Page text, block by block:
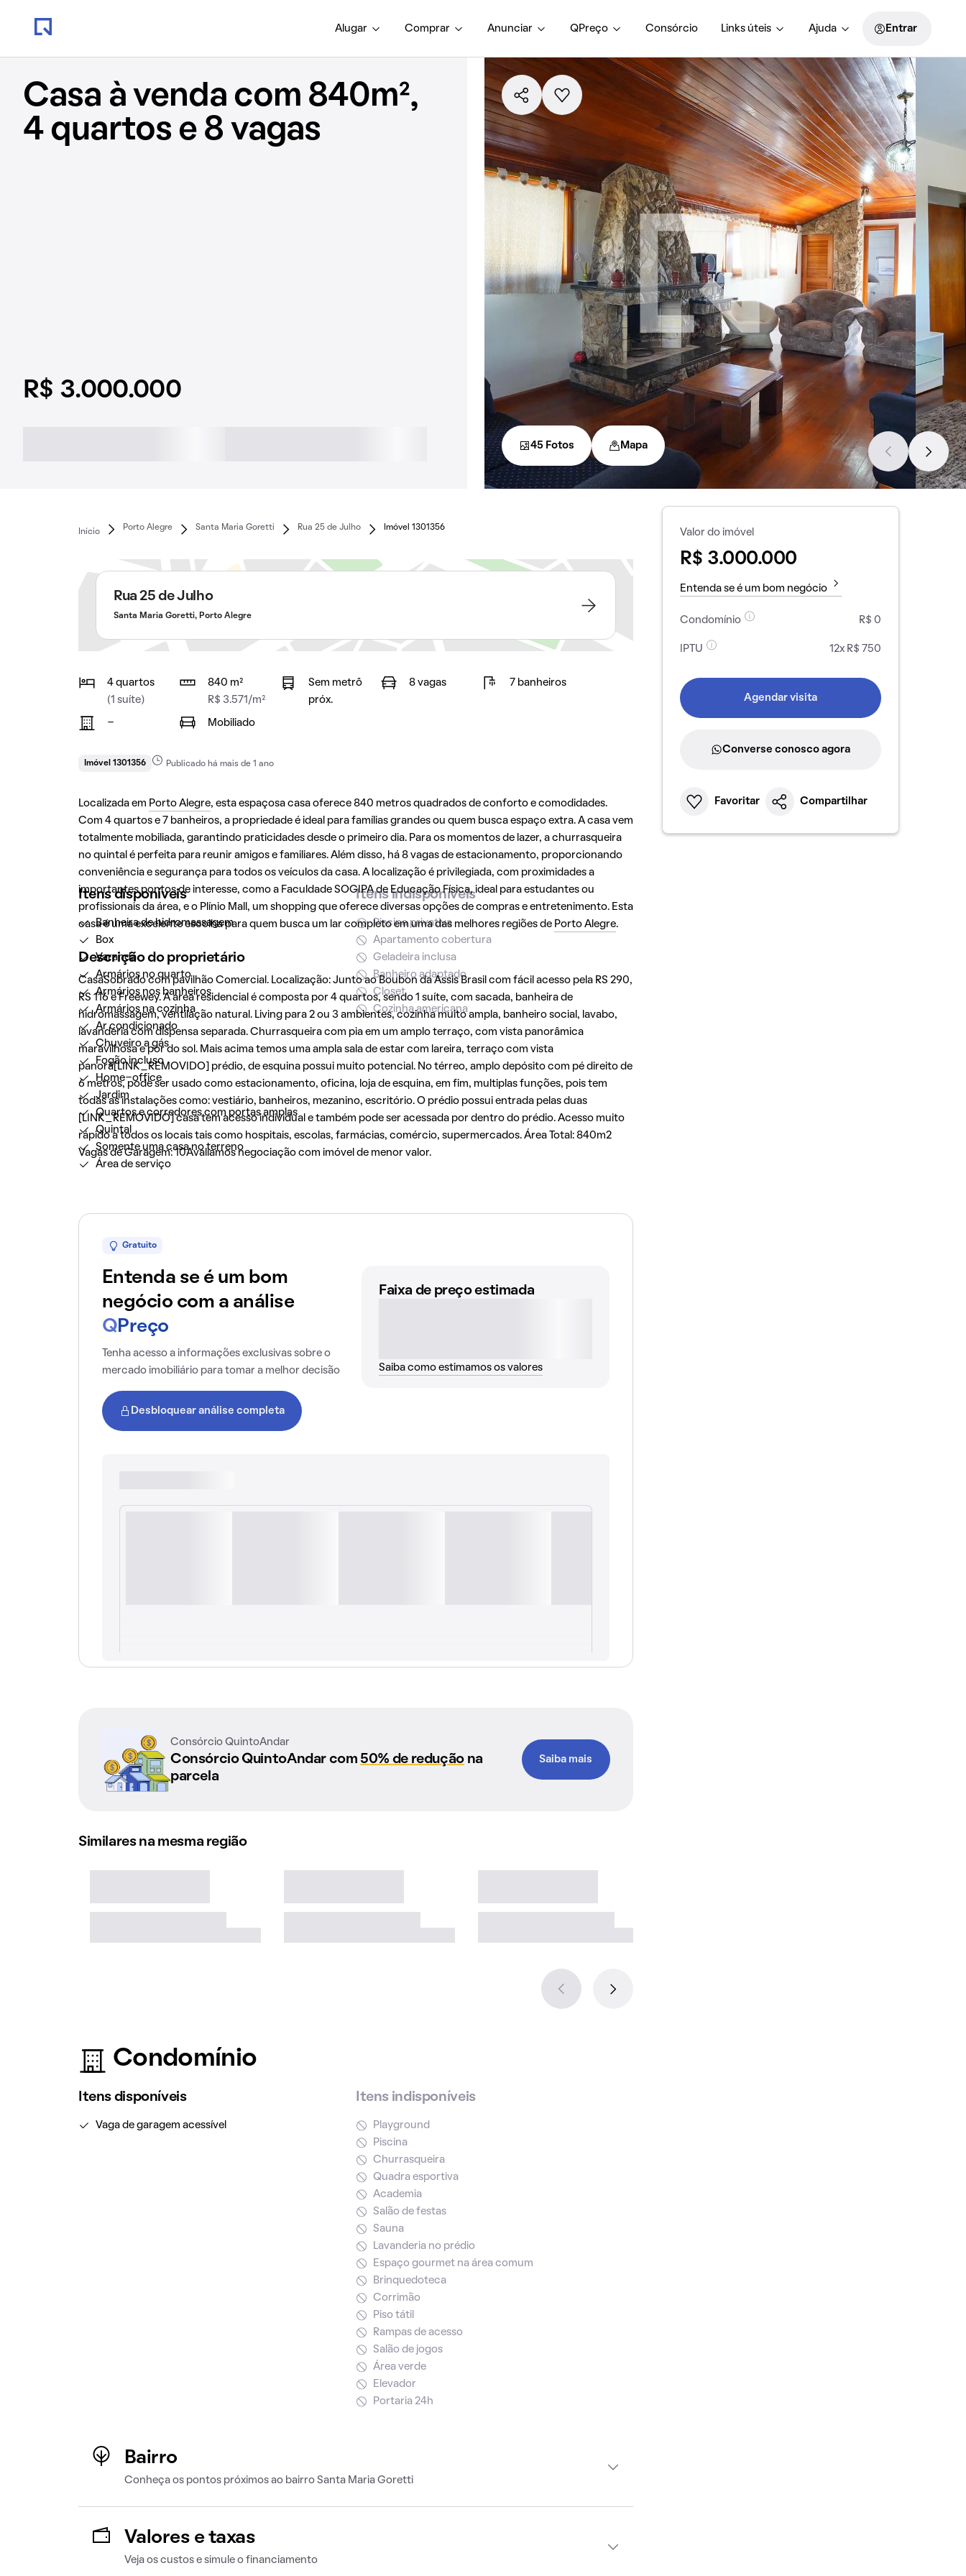
Alugar Comprar Anunciar QPreço Consórcio Links úteis Ajuda Entrar
Casa à venda com 840m²,
4 quartos e 8 vagas
R$ 3.000.000
45 Fotos Mapa
Início
Porto Alegre Santa Maria Goretti Rua 25 de Julho Imóvel 1301356
Rua 25 de Julho
Santa Maria Goretti, Porto Alegre
4 quartos
(1 suíte)
840 m²
R$ 3.571/m²
Sem metrô
próx.
8 vagas 7 banheiros
- Mobiliado
Imóvel 1301356 Publicado há mais de 1 ano
Localizada em Porto Alegre, esta espaçosa casa oferece 840 metros quadrados de conforto e comodidades.
Com 4 quartos e 7 banheiros, a propriedade é ideal para famílias grandes ou quem busca espaço extra. A casa vem
totalmente mobiliada, garantindo praticidades desde o primeiro dia. Para os momentos de lazer, a churrasqueira
no quintal é perfeita para reunir amigos e familiares. Além disso, há 8 vagas de estacionamento, proporcionando
conveniência e segurança para todos os veículos da casa. A localização é privilegiada, com proximidades a
importantes pontos de interesse, como a Faculdade SOGIPA de Educação Física, ideal para estudantes ou
profissionais da área, e o Plínio Mall, um shopping que oferece diversas opções de compras e entretenimento. Esta
casa é uma excelente escolha para quem busca um lar completo em uma das melhores regiões de Porto Alegre.
Descrição do proprietário
CasaSobrado com pavilhão Comercial. Localização: Junto ao Boubon da Assis Brasil com fácil acesso pela RS 290,
RS 116 e Freewey. A área residencial é composta por 4 quartos, sendo 1 suíte, com sacada, banheira de
hidromassagem, ventilação natural. Living para 2 ou 3 ambientes, cozinha muito ampla, banheiro social, lavabo,
lavanderia com dispensa separada. Churrasqueira com pia em um amplo terraço, com vista panorâmica
maravilhosa e por do sol. Mais acima temos uma ampla sala de estar com lareira, terraço com vista
panorâ[LINK_REMOVIDO] prédio, de esquina possui muito potencial. No térreo, amplo depósito com pé direito de
6 metros, pode ser usado como estacionamento, oficina, loja de esquina, em fim, multiplas funções, pois tem
todas as instalações como: vestiário, banheiros, mezanino, escritório. O prédio possui entrada pelas duas
[LINK_REMOVIDO] casa tem acesso individual e também pode ser acessada por dentro do prédio. Acesso muito
rápido a todos os locais tais como hospitais, escolas, farmácias, comércio, supermercados. Área Total: 840m2
Vagas de Garagem: 10Avaliamos negociação com imóvel de menor valor.
Itens disponíveis
Banheira de hidromassagem
Box
Varanda
Armários no quarto
Armários nos banheiros
Armários na cozinha
Ar condicionado
Chuveiro a gás
Fogão incluso
Home-office
Jardim
Quartos e corredores com portas amplas
Quintal
Somente uma casa no terreno
Área de serviço
Itens indisponíveis
Piscina privativa
Apartamento cobertura
Geladeira inclusa
Banheiro adaptado
Closet
Cozinha americana
Gratuito
Entenda se é um bom
negócio com a análise
Q Preço
Tenha acesso a informações exclusivas sobre o
mercado imobiliário para tomar a melhor decisão
Desbloquear análise completa
Faixa de preço estimada
Saiba como estimamos os valores
Consórcio QuintoAndar
Consórcio QuintoAndar com 50% de reduçãona
parcela
Saiba mais
Similares na mesma região
Condomínio
Itens disponíveis
Vaga de garagem acessível
Itens indisponíveis
Playground
Piscina
Churrasqueira
Quadra esportiva
Academia
Salão de festas
Sauna
Lavanderia no prédio
Espaço gourmet na área comum
Brinquedoteca
Corrimão
Piso tátil
Rampas de acesso
Salão de jogos
Área verde
Elevador
Portaria 24h
Bairro
Conheça os pontos próximos ao bairro Santa Maria Goretti
Valores e taxas
Veja os custos e simule o financiamento
Valor do imóvel
R$ 3.000.000
Entenda se é um bom negócio
Condomínio R$ 0
IPTU 12x R$ 750
Agendar visita
Converse conosco agora
Favoritar Compartilhar